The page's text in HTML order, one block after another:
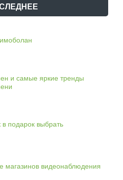
и самые яркие тренды
в подарок выбрать
магазинов видеонаблюдения